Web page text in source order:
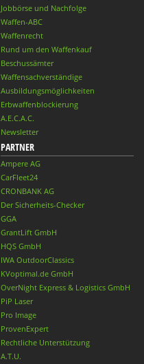
Jobbörse und Nachfolge
Waffen-ABC
Waffenrecht
Rund um den Waffenkauf
Beschussämter
Waffensachverständige
Ausbildungsmöglichkeiten
Erbwaffenblockierung
A.E.C.A.C.
Newsletter
PARTNER
Ampere AG
CarFleet24
CRONBANK AG
Der Sicherheits-Checker
GGA
GrantLift GmbH
HQS GmbH
IWA OutdoorClassics
KVoptimal.de GmbH
OverNight Express & Logistics GmbH
PiP Laser
Pro Image
ProvenExpert
Rechtliche Unterstützung
A.T.U.